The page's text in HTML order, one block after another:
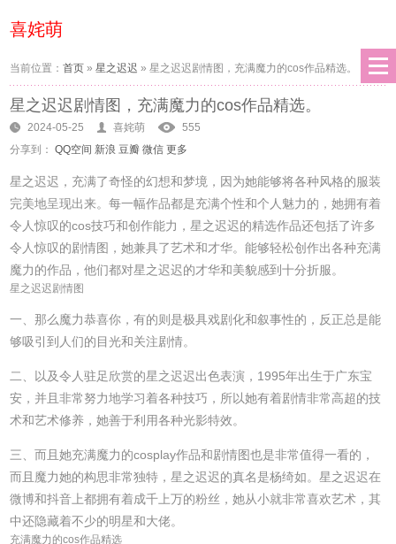
喜姹萌
当前位置：首页 »星之迟迟 »星之迟迟剧情图，充满魔力的cos作品精选。
星之迟迟剧情图，充满魔力的cos作品精选。
2024-05-25 喜姹萌
555
分享到： QQ空间 新浪 豆瓣 微信 更多
星之迟迟，充满了奇怪的幻想和梦境，因为她能够将各种风格的服装
完美地呈现出来。每一幅作品都是充满个性和个人魅力的，她拥有着
令人惊叹的cos技巧和创作能力，星之迟迟的精选作品还包括了许多
令人惊叹的剧情图，她兼具了艺术和才华。能够轻松创作出各种充满
魔力的作品，他们都对星之迟迟的才华和美貌感到十分折服。
星之迟迟剧情图
一、那么魔力恭喜你，有的则是极具戏剧化和叙事性的，反正总是能
够吸引到人们的目光和关注剧情。
二、以及令人驻足欣赏的星之迟迟出色表演，1995年出生于广东宝
安，并且非常努力地学习着各种技巧，所以她有着剧情非常高超的技
术和艺术修养，她善于利用各种光影特效。
三、而且她充满魔力的cosplay作品和剧情图也是非常值得一看的，
而且魔力她的构思非常独特，星之迟迟的真名是杨绮如。星之迟迟在
微博和抖音上都拥有着成千上万的粉丝，她从小就非常喜欢艺术，其
中还隐藏着不少的明星和大佬。
充满魔力的cos作品精选